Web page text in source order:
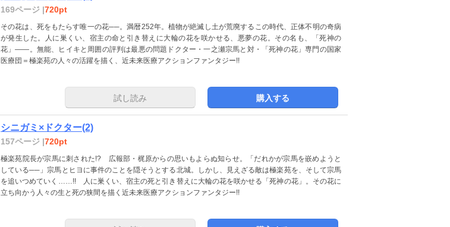
169ページ |720pt
その花は、死をもたらす唯一の花──。満暦252年。植物が絶滅し土が荒廃するこの時代、正体不明の奇病
が発生した。人に巣くい、宿主の命と引き替えに大輪の花を咲かせる、悪夢の花。その名も、「死神の
花」――。無能、ヒイキと周囲の評判は最悪の問題ドクター・一之瀬宗馬と対・「死神の花」専門の国家
医療団＝極楽苑の人々の活躍を描く、近未来医療アクションファンタジー!!
試し読み 購入する
シニガミ×ドクター(2)
157ページ |720pt
極楽苑院長が宗馬に刺された!? 広報部・梶原からの思いもよらぬ知らせ。「だれかが宗馬を嵌めようと
している──」宗馬とヒヨに事件のことを隠そうとする北城。しかし、見えざる敵は極楽苑を、そして宗馬
を追いつめていく……!! 人に巣くい、宿主の死と引き替えに大輪の花を咲かせる「死神の花」。その花に
立ち向かう人々の生と死の狭間を描く近未来医療アクションファンタジー!!